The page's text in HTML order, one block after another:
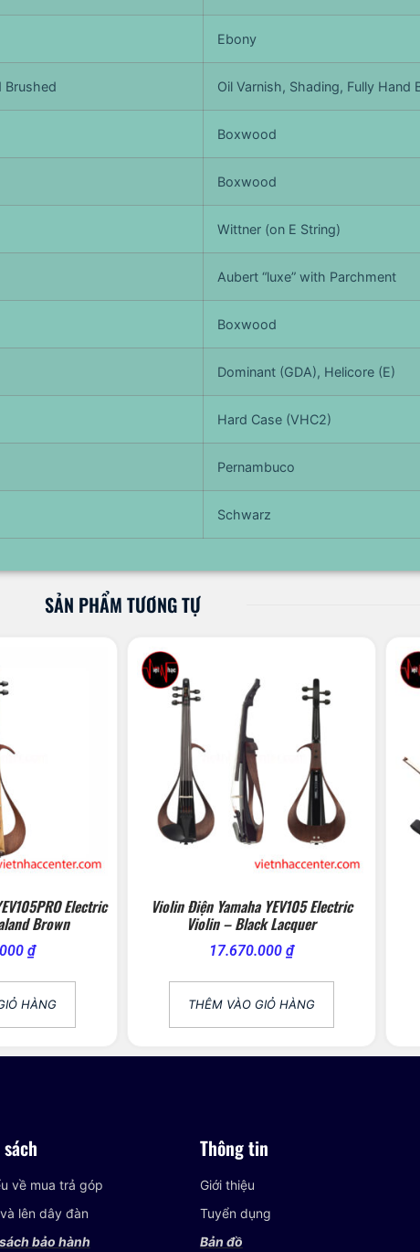
Ebony
Brushed Oil Varnish, Shading, Fully Hand
Boxwood
Boxwood
Wittner (on E String)
Aubert “luxe” with Parchment
Boxwood
Dominant (GDA), Helicore (E)
Hard Case (VHC2)
Pernambuco
Schwarz
SẢN PHẨM TƯƠNG TỰ
Electric
Brown
₫
HÀNG
Violin Điện Yamaha YEV105 Electric
Violin – Black Lacquer
17.670.000 ₫
THÊM VÀO GIỎ HÀNG
về mua trả góp
lên dây đàn
bảo hành
Thông tin
Giới thiệu
Tuyển dụng
Bản đồ